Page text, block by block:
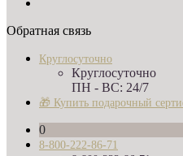
Обратная связь
Круглосуточно
Круглосуточно
ПН - ВС: 24/7
🎁 Купить подарочный
0
8-800-222-86-71